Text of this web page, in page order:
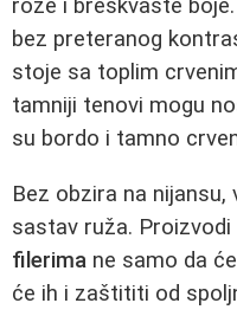
roze i breskvaste
bez preteranog
stoje sa toplim
tamniji tenovi mogu
su bordo i tamno
Bez obzira na
sastav ruža. Proizvodi
filerima ne samo da
će ih i zaštititi od